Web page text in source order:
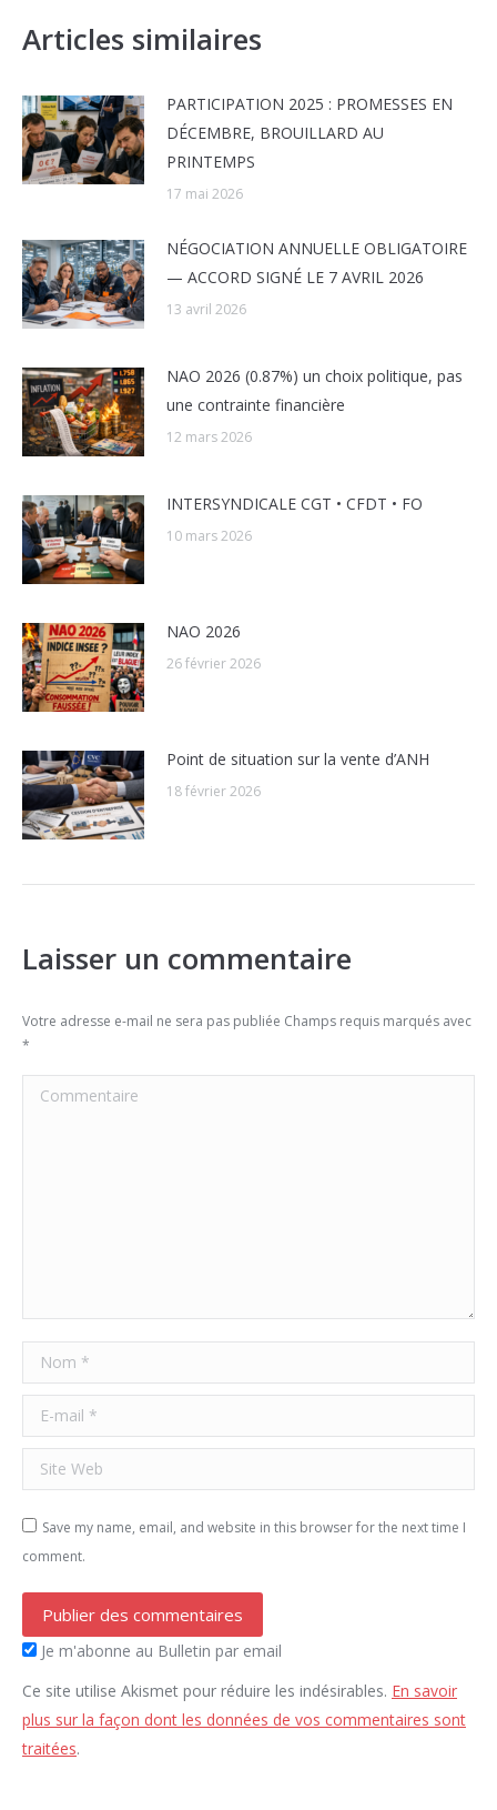
Articles similaires
PARTICIPATION 2025 : PROMESSES EN
DÉCEMBRE, BROUILLARD AU
PRINTEMPS
17 mai 2026
NÉGOCIATION ANNUELLE OBLIGATOIRE
— ACCORD SIGNÉ LE 7 AVRIL 2026
13 avril 2026
NAO 2026 (0.87%) un choix politique, pas
une contrainte financière
12 mars 2026
INTERSYNDICALE CGT • CFDT • FO
10 mars 2026
NAO 2026
26 février 2026
Point de situation sur la vente d’ANH
18 février 2026
Laisser un commentaire
Votre adresse e-mail ne sera pas publiée Champs requis marqués avec
*
Commentaire
Nom *
E-mail *
Site Web
Save my name, email, and website in this browser for the next time I
comment.
Publier des commentaires
Je m'abonne au Bulletin par email
Ce site utilise Akismet pour réduire les indésirables. En savoir
plus sur la façon dont les données de vos commentaires sont
traitées.